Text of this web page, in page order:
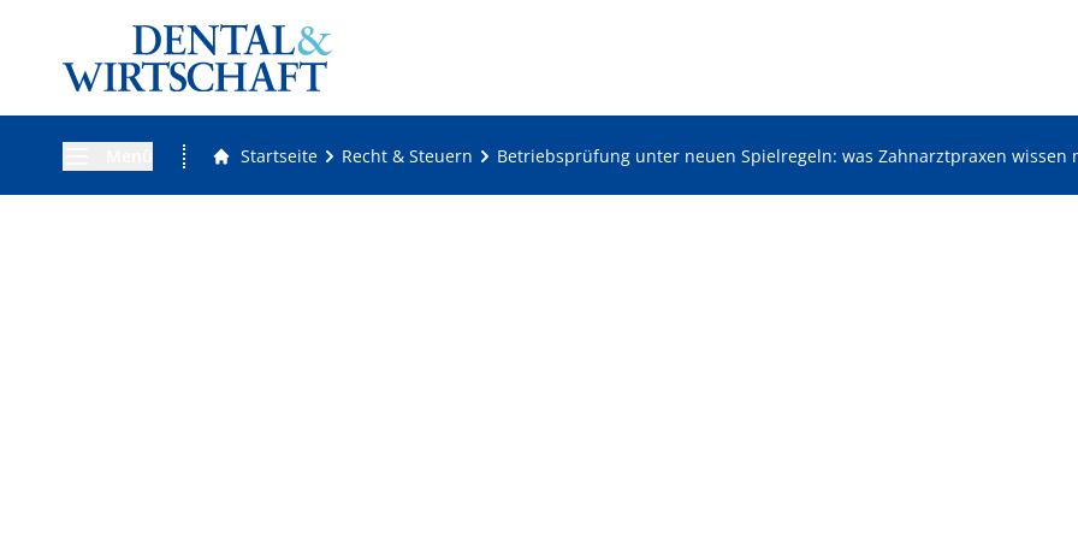
Startseite Recht & Steuern Betriebsprüfung unter neuen Spielregeln: was Zahnarztpraxen wissen